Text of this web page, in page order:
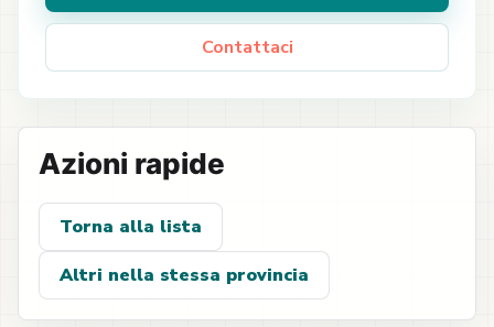
Contattaci
Azioni rapide
Torna alla lista
Altri nella stessa provincia